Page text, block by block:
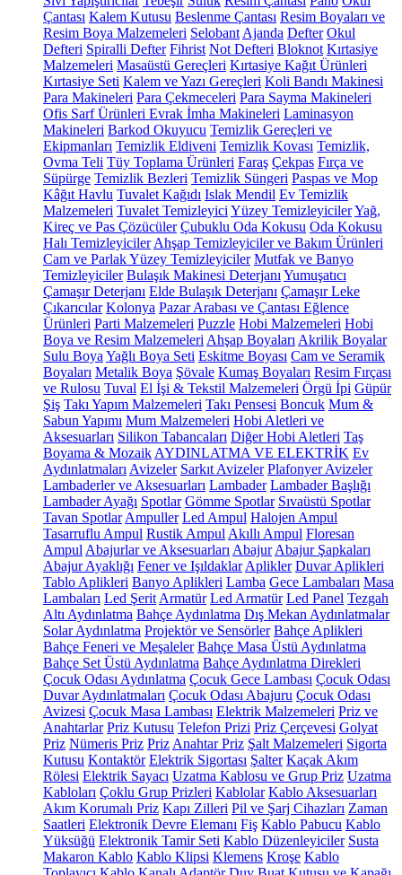
Çantası Kalem Kutusu Beslenme Çantası Resim Boyaları ve
Resim Boya Malzemeleri Selobant Ajanda Defter Okul
Defteri Spiralli Defter Fihrist Not Defteri Bloknot Kırtasiye
Malzemeleri Masaüstü Gereçleri Kırtasiye Kağıt Ürünleri
Kırtasiye Seti Kalem ve Yazı Gereçleri Koli Bandı Makinesi
Para Makineleri Para Çekmeceleri Para Sayma Makineleri
Ofis Sarf Ürünleri Evrak İmha Makineleri Laminasyon
Makineleri Barkod Okuyucu Temizlik Gereçleri ve
Ekipmanları Temizlik Eldiveni Temizlik Kovası Temizlik,
Ovma Teli Tüy Toplama Ürünleri Faraş Çekpas Fırça ve
Süpürge Temizlik Bezleri Temizlik Süngeri Paspas ve Mop
Kâğıt Havlu Tuvalet Kağıdı Islak Mendil Ev Temizlik
Malzemeleri Tuvalet Temizleyici Yüzey TemizleyicilerYağ,
Kireç ve Pas Çözücüler Çubuklu Oda Kokusu Oda Kokusu
Halı Temizleyiciler Ahşap Temizleyiciler ve Bakım Ürünleri
Cam ve Parlak Yüzey Temizleyiciler Mutfak ve Banyo
Temizleyiciler Bulaşık Makinesi Deterjanı Yumuşatıcı
Çamaşır Deterjanı Elde Bulaşık Deterjanı Çamaşır Leke
Çıkarıcılar Kolonya Pazar Arabası ve Çantası Eğlence
Ürünleri Parti Malzemeleri Puzzle Hobi Malzemeleri Hobi
Boya ve Resim Malzemeleri Ahşap Boyaları Akrilik Boyalar
Sulu Boya Yağlı Boya Seti Eskitme Boyası Cam ve Seramik
Boyaları Metalik Boya Şövale Kumaş Boyaları Resim Fırçası
ve Rulosu Tuval El İşi & Tekstil Malzemeleri Örgü İpi Güpür
Şiş Takı Yapım Malzemeleri Takı Pensesi Boncuk Mum &
Sabun Yapımı Mum Malzemeleri Hobi Aletleri ve
Aksesuarları Silikon Tabancaları Diğer Hobi Aletleri Taş
Boyama & Mozaik AYDINLATMA VE ELEKTRİK Ev
Aydınlatmaları Avizeler Sarkıt Avizeler Plafonyer Avizeler
Lambaderler ve Aksesuarları Lambader Lambader Başlığı
Lambader Ayağı Spotlar Gömme Spotlar Sıvaüstü Spotlar
Tavan Spotlar Ampuller Led Ampul Halojen Ampul
Tasarruflu Ampul Rustik Ampul Akıllı Ampul Floresan
Ampul Abajurlar ve Aksesuarları Abajur Abajur Şapkaları
Abajur Ayaklığı Fener ve Işıldaklar Aplikler Duvar Aplikleri
Tablo Aplikleri Banyo Aplikleri Lamba Gece Lambaları Masa
Lambaları Led Şerit Armatür Led Armatür Led Panel Tezgah
Altı Aydınlatma Bahçe Aydınlatma Dış Mekan Aydınlatmalar
Solar Aydınlatma Projektör ve Sensörler Bahçe Aplikleri
Bahçe Feneri ve Meşaleler Bahçe Masa Üstü Aydınlatma
Bahçe Set Üstü Aydınlatma Bahçe Aydınlatma Direkleri
Çocuk Odası Aydınlatma Çocuk Gece Lambası Çocuk Odası
Duvar Aydınlatmaları Çocuk Odası Abajuru Çocuk Odası
Avizesi Çocuk Masa Lambası Elektrik Malzemeleri Priz ve
Anahtarlar Priz Kutusu Telefon Prizi Priz Çerçevesi Golyat
Priz Nümeris Priz Priz Anahtar Priz Şalt Malzemeleri Sigorta
Kutusu Kontaktör Elektrik Sigortası Şalter Kaçak Akım
Rölesi Elektrik Sayacı Uzatma Kablosu ve Grup Priz Uzatma
Kabloları Çoklu Grup Prizleri Kablolar Kablo Aksesuarları
Akım Korumalı Priz Kapı Zilleri Pil ve Şarj Cihazları Zaman
Saatleri Elektronik Devre Elemanı Fiş Kablo Pabucu Kablo
Yüksüğü Elektronik Tamir Seti Kablo Düzenleyiciler Susta
Makaron Kablo Kablo Klipsi Klemens Kroşe Kablo